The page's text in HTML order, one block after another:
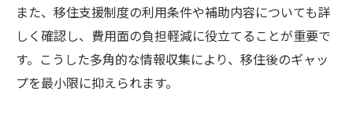
また、移住支援制度の利用条件や補助内容についても詳
しく確認し、費用面の負担軽減に役立てることが重要で
す。こうした多角的な情報収集により、移住後のギャッ
プを最小限に抑えられます。